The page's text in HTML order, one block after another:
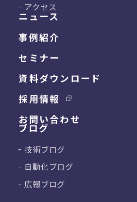
ニュース
事例紹介
セミナー
資料ダウンロード
採用情報
お問い合わせ
アクセス
ブログ
技術ブログ
自動化ブログ
広報ブログ